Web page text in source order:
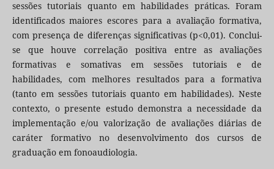
sessões tutoriais quanto em habilidades práticas. Foram
identificados maiores escores para a avaliação formativa,
com presença de diferenças significativas (p<0,01). Conclui-
se que houve correlação positiva entre as avaliações
formativas e somativas em sessões tutoriais e de
habilidades, com melhores resultados para a formativa
(tanto em sessões tutoriais quanto em habilidades). Neste
contexto, o presente estudo demonstra a necessidade da
implementação e/ou valorização de avaliações diárias de
caráter formativo no desenvolvimento dos cursos de
graduação em fonoaudiologia.